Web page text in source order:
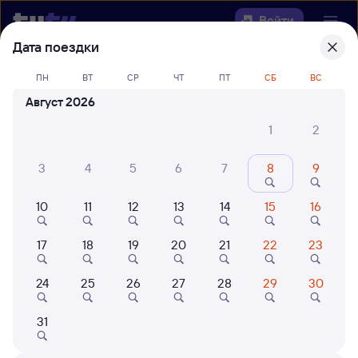
Войти
Выберите день, чтобы найтиж/д
билеты Аранец — Усинск
Куда
Когда
Кто едет
Найти поезда
Дата поездки
ПН ВТ СР ЧТ ПТ СБ ВС
Август 2026
1
2
3 4 5 6 7 8 9
10 11 12 13 14 15 16
17 18 19 20 21 22 23
24 25 26 27 28 29 30
31